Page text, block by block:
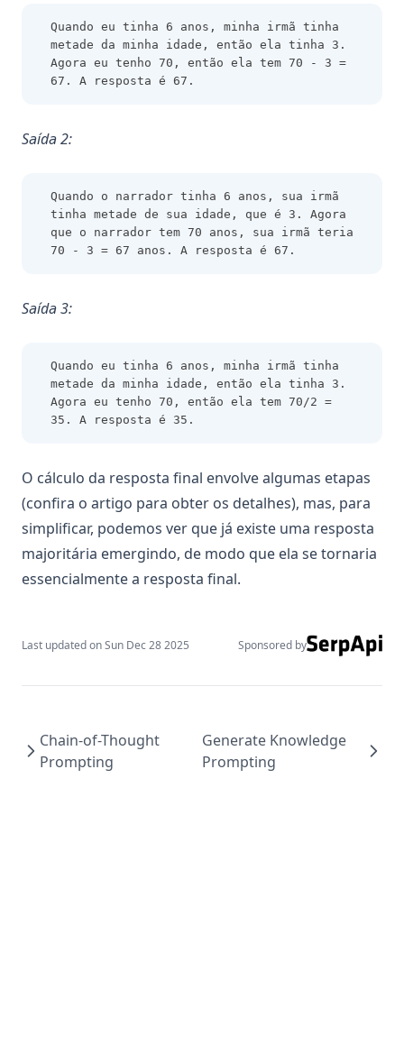
Quando eu tinha 6 anos, minha irmã tinha
metade da minha idade, então ela tinha 3.
Agora eu tenho 70, então ela tem 70 - 3 =
67. A resposta é 67.
Saída 2:
Quando o narrador tinha 6 anos, sua irmã
tinha metade de sua idade, que é 3. Agora
que o narrador tem 70 anos, sua irmã teria
70 - 3 = 67 anos. A resposta é 67.
Saída 3:
Quando eu tinha 6 anos, minha irmã tinha
metade da minha idade, então ela tinha 3.
Agora eu tenho 70, então ela tem 70/2 =
35. A resposta é 35.
O cálculo da resposta final envolve algumas etapas
(confira o artigo para obter os detalhes), mas, para
simplificar, podemos ver que já existe uma resposta
majoritária emergindo, de modo que ela se tornaria
essencialmente a resposta final.
Last updated onSun Dec 28 2025 Sponsored by
Chain-of-Thought
Prompting
Generate Knowledge
Prompting